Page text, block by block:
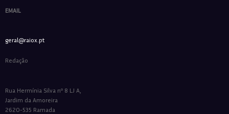
EMAIL
geral@raiox.pt
Redação
Rua Hermínia Silva nº 8 LJ A,
Jardim da Amoreira
2620-535 Ramada